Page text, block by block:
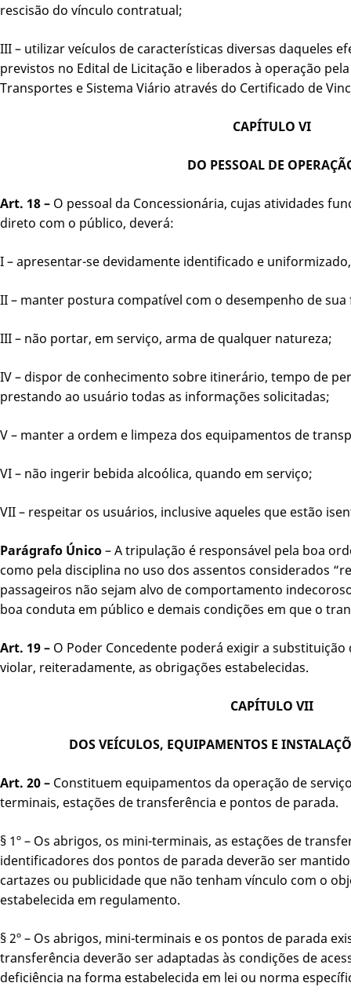
rescisão do vínculo contratual;
III – utilizar veículos de características diversas daqueles
previstos no Edital de Licitação e liberados à operação
Transportes e Sistema Viário através do Certificado de
CAPÍTULO VI
DO PESSOAL DE
Art. 18 – O pessoal da Concessionária, cujas atividades
direto com o público, deverá:
I – apresentar-se devidamente identificado e
II – manter postura compatível com o desempenho de sua
III – não portar, em serviço, arma de qualquer natureza;
IV – dispor de conhecimento sobre itinerário, tempo de
prestando ao usuário todas as informações solicitadas;
V – manter a ordem e limpeza dos equipamentos de
VI – não ingerir bebida alcoólica, quando em serviço;
VII – respeitar os usuários, inclusive aqueles que estão
Parágrafo Único– A tripulação é responsável pela boa
como pela disciplina no uso dos assentos considerados
passageiros não sejam alvo de comportamento
boa conduta em público e demais condições em que o
Art. 19 – O Poder Concedente poderá exigir a
violar, reiteradamente, as obrigações estabelecidas.
CAPÍTULO VII
DOS VEÍCULOS, EQUIPAMENTOS E
Art. 20 – Constituem equipamentos da operação de
terminais, estações de transferência e pontos de parada.
§ 1º – Os abrigos, os mini-terminais, as estações de
identificadores dos pontos de parada deverão ser
cartazes ou publicidade que não tenham vínculo com o
estabelecida em regulamento.
§ 2º – Os abrigos, mini-terminais e os pontos de parada
transferência deverão ser adaptadas às condições de
deficiência na forma estabelecida em lei ou norma